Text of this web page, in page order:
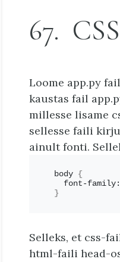
67
Loome app.py
kaustas fail
millesse lisame
sellesse faili
ainult fonti.
body {
font-
}
Selleks, et css-
html-faili head-